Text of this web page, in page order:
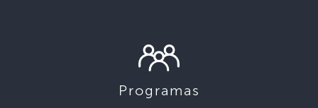
Programas